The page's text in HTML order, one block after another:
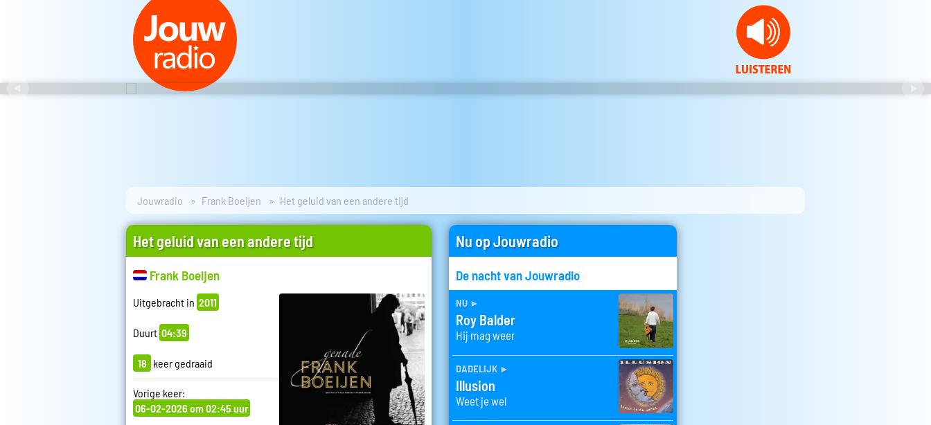
Jouwradio Frank Boeijen Het geluid van een andere tijd
Het geluid van een andere tijd
Frank Boeijen
Uitgebracht in 2011
Duurt 04:39
18 keer gedraaid
Vorige keer:
06-02-2026 om 02:45 uur
Nu op Jouwradio
De nacht van Jouwradio
nu ►
Roy Balder
Hij mag weer
dadelijk ►
Illusion
Weet je wel